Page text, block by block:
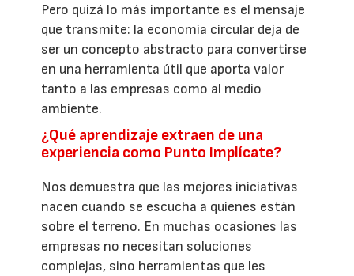
Pero quizá lo más importante es el mensaje
que transmite: la economía circular deja de
ser un concepto abstracto para convertirse
en una herramienta útil que aporta valor
tanto a las empresas como al medio
ambiente.
¿Qué aprendizaje extraen de una
experiencia como Punto Implícate?
Nos demuestra que las mejores iniciativas
nacen cuando se escucha a quienes están
sobre el terreno. En muchas ocasiones las
empresas no necesitan soluciones
complejas, sino herramientas que les